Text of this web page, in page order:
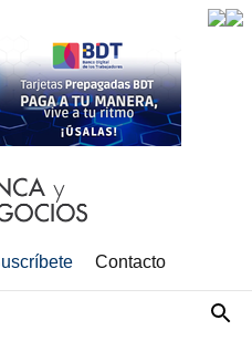
Contacto